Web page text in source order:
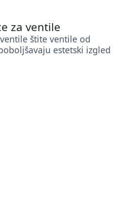
za ventile
štite ventile od
estetski izgled